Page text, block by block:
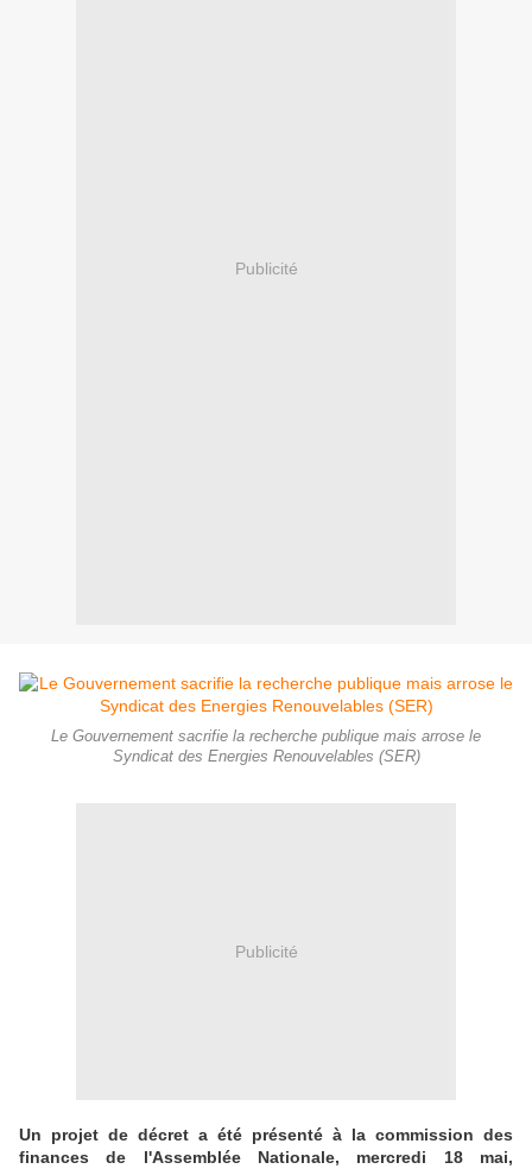
Publicité
Le Gouvernement sacrifie la recherche publique mais arrose le
Syndicat des Energies Renouvelables (SER)
Publicité
Un projet de décret a été présenté à la commission des
finances de l'Assemblée Nationale, mercredi 18 mai,